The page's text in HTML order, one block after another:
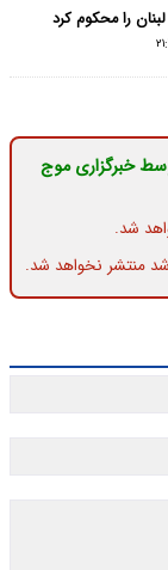
را محکوم کرد
خبرگزاری موج
شد.
منتشر نخواهد شد.